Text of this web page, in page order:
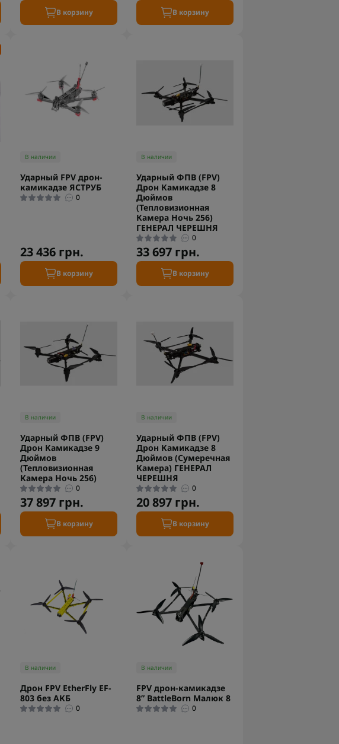
В корзину В корзину
В наличии
Ударный FPV дрон-
камикадзе ЯСТРУБ
0
23 436 грн.
В корзину
В наличии
Ударный ФПВ (FPV)
Дрон Камикадзе 8
Дюймов
(Тепловизионная
Камера Ночь 256)
ГЕНЕРАЛ ЧЕРЕШНЯ
0
33 697 грн.
В корзину
В наличии
Ударный ФПВ (FPV)
Дрон Камикадзе 9
Дюймов
(Тепловизионная
Камера Ночь 256)
0
37 897 грн.
В корзину
В наличии
Ударный ФПВ (FPV)
Дрон Камикадзе 8
Дюймов (Сумеречная
Камера) ГЕНЕРАЛ
ЧЕРЕШНЯ
0
20 897 грн.
В корзину
В наличии
Дрон FPV EtherFly EF-
803 без АКБ
0
В наличии
FPV дрон-камикадзе
8” BattleBorn Малюк 8
0